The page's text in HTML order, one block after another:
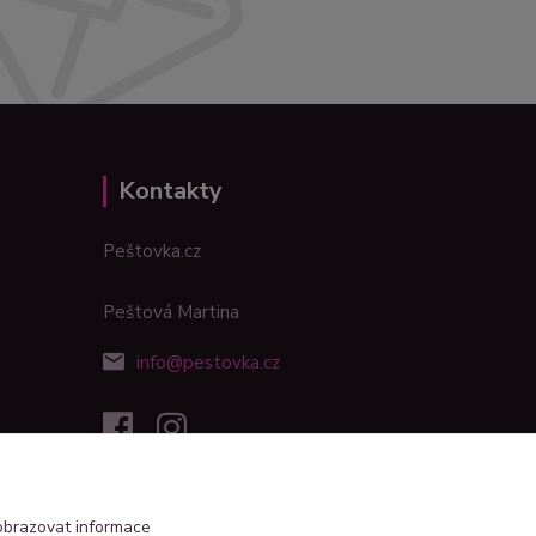
Kontakty
Peštovka.cz
Peštová Martina
info@pestovka.cz
informace